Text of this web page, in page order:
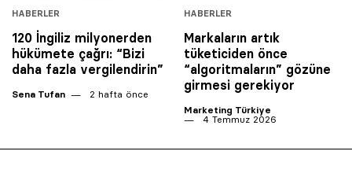
HABERLER
120 İngiliz milyonerden
hükümete çağrı: “Bizi
daha fazla vergilendirin”
Sena Tufan 2 hafta önce
HABERLER
Markaların artık
tüketiciden önce
“algoritmaların” gözüne
girmesi gerekiyor
Marketing Türkiye
4 Temmuz 2026